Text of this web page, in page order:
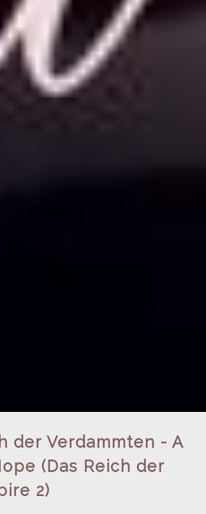
der Verdammten - A
(Das Reich der
2)